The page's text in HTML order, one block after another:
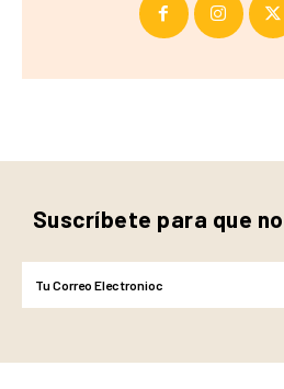
Suscríbete para que